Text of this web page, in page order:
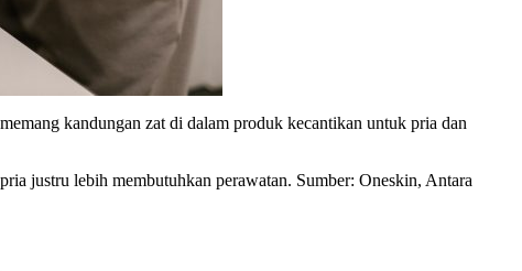
kandungan zat di dalam produk kecantikan untuk pria dan
justru lebih membutuhkan perawatan. Sumber: Oneskin, Antara